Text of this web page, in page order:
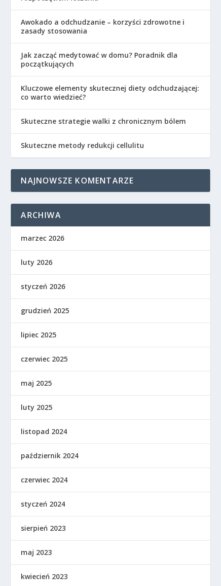
Awokado a odchudzanie – korzyści zdrowotne i
zasady stosowania
Jak zacząć medytować w domu? Poradnik dla
początkujących
Kluczowe elementy skutecznej diety odchudzającej:
co warto wiedzieć?
Skuteczne strategie walki z chronicznym bólem
Skuteczne metody redukcji cellulitu
NAJNOWSZE KOMENTARZE
ARCHIWA
marzec 2026
luty 2026
styczeń 2026
grudzień 2025
lipiec 2025
czerwiec 2025
maj 2025
luty 2025
listopad 2024
październik 2024
czerwiec 2024
styczeń 2024
sierpień 2023
maj 2023
kwiecień 2023